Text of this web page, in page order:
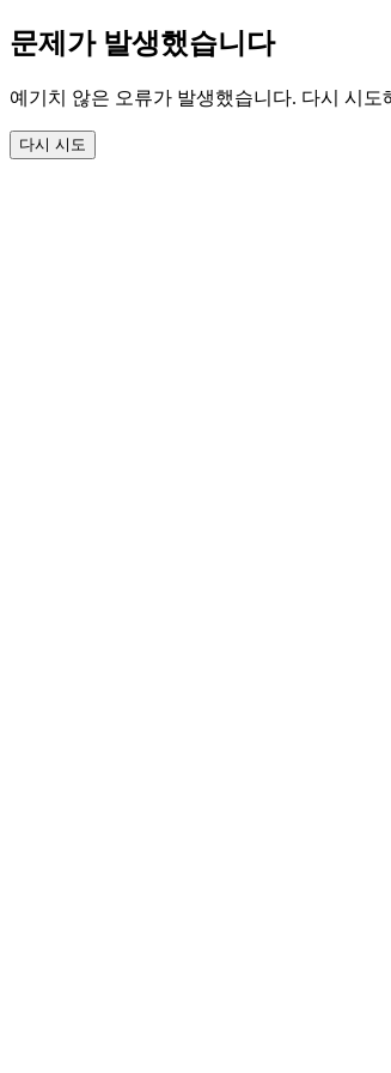
문제가 발생했습니다
예기치 않은 오류가 발생했습니다. 다시 시도
다시 시도